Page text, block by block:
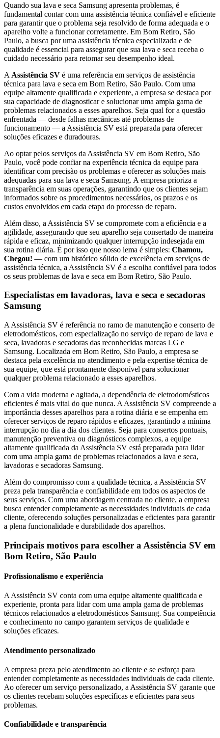
Quando sua lava e seca Samsung apresenta problemas, é
fundamental contar com uma assistência técnica confiável e eficiente
para garantir que o problema seja resolvido de forma adequada e o
aparelho volte a funcionar corretamente. Em Bom Retiro, São
Paulo, a busca por uma assistência técnica especializada e de
qualidade é essencial para assegurar que sua lava e seca receba o
cuidado necessário para retomar seu desempenho ideal.
A Assistência SV é uma referência em serviços de assistência
técnica para lava e seca em Bom Retiro, São Paulo. Com uma
equipe altamente qualificada e experiente, a empresa se destaca por
sua capacidade de diagnosticar e solucionar uma ampla gama de
problemas relacionados a esses aparelhos. Seja qual for a questão
enfrentada — desde falhas mecânicas até problemas de
funcionamento — a Assistência SV está preparada para oferecer
soluções eficazes e duradouras.
Ao optar pelos serviços da Assistência SV em Bom Retiro, São
Paulo, você pode confiar na experiência técnica da equipe para
identificar com precisão os problemas e oferecer as soluções mais
adequadas para sua lava e seca Samsung. A empresa prioriza a
transparência em suas operações, garantindo que os clientes sejam
informados sobre os procedimentos necessários, os prazos e os
custos envolvidos em cada etapa do processo de reparo.
Além disso, a Assistência SV se compromete com a eficiência e a
agilidade, assegurando que seu aparelho seja consertado de maneira
rápida e eficaz, minimizando qualquer interrupção indesejada em
sua rotina diária. É por isso que nosso lema é simples: Chamou,
Chegou! — com um histórico sólido de excelência em serviços de
assistência técnica, a Assistência SV é a escolha confiável para todos
os seus problemas de lava e seca em Bom Retiro, São Paulo.
Especialistas em lavadoras, lava e seca e secadoras
Samsung
A Assistência SV é referência no ramo de manutenção e conserto de
eletrodomésticos, com especialização no serviço de reparo de lava e
seca, lavadoras e secadoras das reconhecidas marcas LG e
Samsung. Localizada em Bom Retiro, São Paulo, a empresa se
destaca pela excelência no atendimento e pela expertise técnica de
sua equipe, que está prontamente disponível para solucionar
qualquer problema relacionado a esses aparelhos.
Com a vida moderna e agitada, a dependência de eletrodomésticos
eficientes é mais vital do que nunca. A Assistência SV compreende a
importância desses aparelhos para a rotina diária e se empenha em
oferecer serviços de reparo rápidos e eficazes, garantindo a mínima
interrupção no dia a dia dos clientes. Seja para consertos pontuais,
manutenção preventiva ou diagnósticos complexos, a equipe
altamente qualificada da Assistência SV está preparada para lidar
com uma ampla gama de problemas relacionados a lava e seca,
lavadoras e secadoras Samsung.
Além do compromisso com a qualidade técnica, a Assistência SV
preza pela transparência e confiabilidade em todos os aspectos de
seus serviços. Com uma abordagem centrada no cliente, a empresa
busca entender completamente as necessidades individuais de cada
cliente, oferecendo soluções personalizadas e eficientes para garantir
a plena funcionalidade e durabilidade dos aparelhos.
Principais motivos para escolher a Assistência SV em
Bom Retiro, São Paulo
Profissionalismo e experiência
A Assistência SV conta com uma equipe altamente qualificada e
experiente, pronta para lidar com uma ampla gama de problemas
técnicos relacionados a eletrodomésticos Samsung. Sua competência
e conhecimento no campo garantem serviços de qualidade e
soluções eficazes.
Atendimento personalizado
A empresa preza pelo atendimento ao cliente e se esforça para
entender completamente as necessidades individuais de cada cliente.
Ao oferecer um serviço personalizado, a Assistência SV garante que
os clientes recebam soluções específicas e eficientes para seus
problemas.
Confiabilidade e transparência